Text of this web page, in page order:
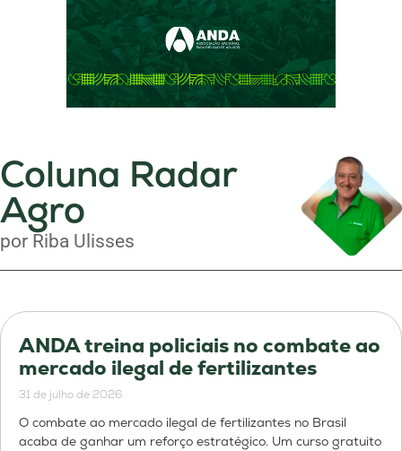
Coluna Radar
Agro
por Riba Ulisses
ANDA treina policiais no combate ao
mercado ilegal de fertilizantes
31 de julho de 2026
O combate ao mercado ilegal de fertilizantes no Brasil
acaba de ganhar um reforço estratégico. Um curso gratuito